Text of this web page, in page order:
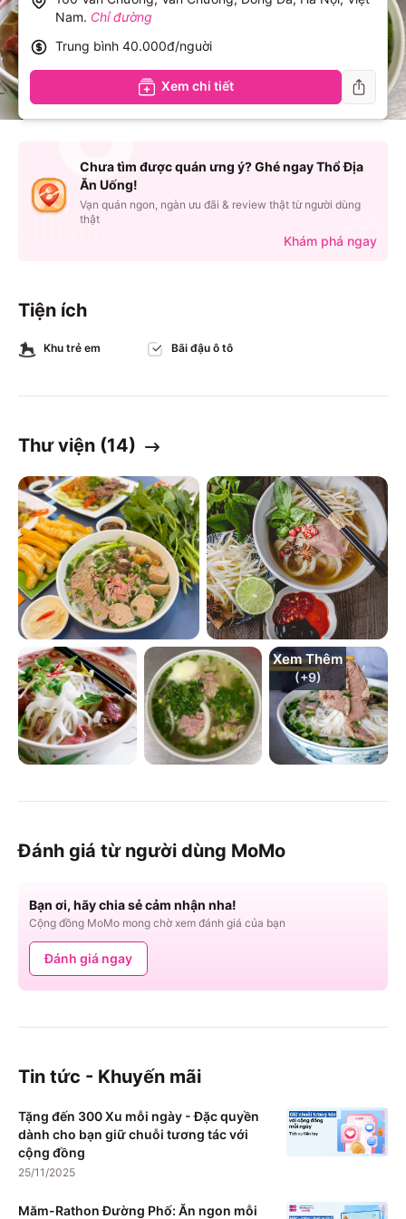
Tiện ích
Khu trẻ em Bãi đậu ô tô
Thư viện (14)
Xem Thêm
(+9)
Đánh giá từ người dùng MoMo
Bạn ơi, hãy chia sẻ cảm nhận nha!
Cộng đồng MoMo mong chờ xem đánh giá của bạn
Đánh giá ngay
Tin tức - Khuyến mãi
Tặng đến 300 Xu mỗi ngày - Đặc quyền
dành cho bạn giữ chuỗi tương tác với
cộng đồng
25/11/2025
Măm-Rathon Đường Phố: Ăn ngon mỗi
Nam. Chỉ đường
Trung bình 40.000đ/nguời
Xem chi tiết
Chưa tìm được quán ưng ý? Ghé ngay Thổ Địa
Ăn Uống!
Vạn quán ngon, ngàn ưu đãi & review thật từ người dùng
thật
Khám phá ngay